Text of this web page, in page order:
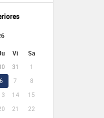
Vi Sa
31
1
6 7
8
14
15
21
22